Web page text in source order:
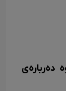
دەربارەی